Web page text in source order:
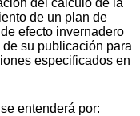
del cálculo de la
de un plan de
efecto invernadero
su publicación para
especificados en
entenderá por: